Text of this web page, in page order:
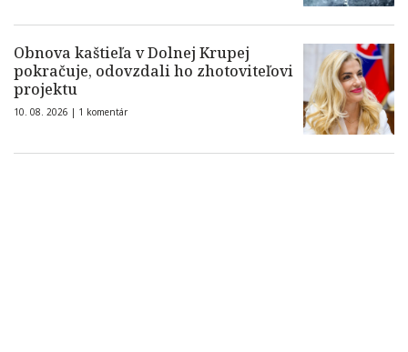
Obnova kaštieľa v Dolnej Krupej
pokračuje, odovzdali ho zhotoviteľovi
projektu
10. 08. 2026 | 1 komentár